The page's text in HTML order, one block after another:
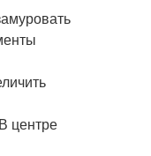
центре